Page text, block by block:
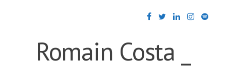
Romain Costa _